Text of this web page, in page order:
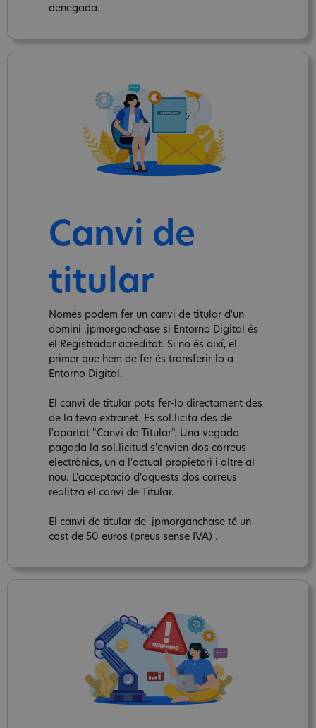
denegada.
Canvi de
titular
Només podem fer un canvi de titular d'un
domini .jpmorganchase si Entorno Digital és
el Registrador acreditat. Si no és així, el
primer que hem de fer és transferir-lo a
Entorno Digital.
El canvi de titular pots fer-lo directament des
de la teva extranet. Es sol.licita des de
l'apartat "Canvi de Titular". Una vegada
pagada la sol.licitud s'envien dos correus
electrònics, un a l'actual propietari i altre al
nou. L'acceptació d'aquests dos correus
realitza el canvi de Titular.
El canvi de titular de .jpmorganchase té un
cost de 50 euros (preus sense IVA) .